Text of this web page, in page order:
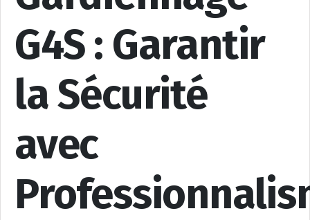
G4S : Garantir
la Sécurité
avec